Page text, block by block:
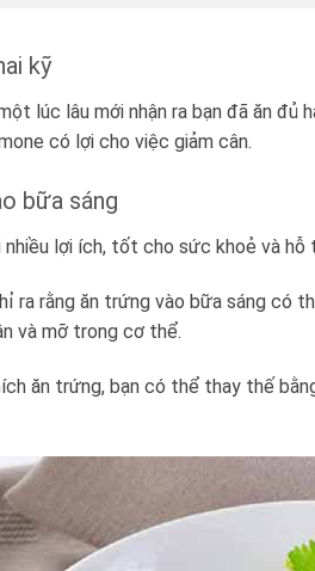
kỹ
lúc lâu mới nhận ra bạn đã ăn đủ
có lợi cho việc giảm cân.
bữa sáng
lợi ích, tốt cho sức khoẻ và hỗ
ra rằng ăn trứng vào bữa sáng có
và mỡ trong cơ thể.
ăn trứng, bạn có thể thay thế